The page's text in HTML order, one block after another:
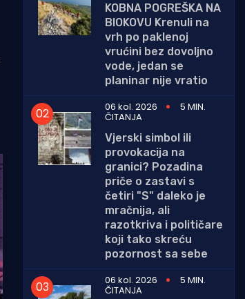
KOBNA POGREŠKA NA
BIOKOVU Krenuli na
vrh po paklenoj
vrućini bez dovoljno
vode, jedan se
planinar nije vratio
06 kol. 2026
5 MIN.
ČITANJA
Vjerski simbol ili
provokacija na
granici? Pozadina
priče o zastavi s
četiri "S" daleko je
mračnija, ali
razotkriva i političare
koji tako skreću
pozornost sa sebe
06 kol. 2026
5 MIN.
ČITANJA